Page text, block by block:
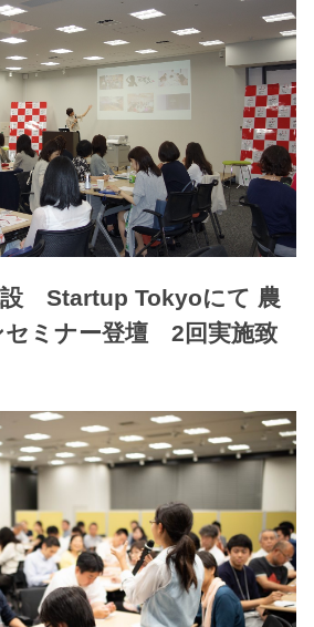
設 Startup Tokyoにて 農
セミナー登壇 2回実施致